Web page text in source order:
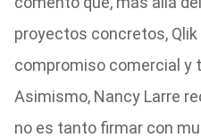
proyectos concretos,
compromiso comercial y
Asimismo, Nancy Larre
no es tanto firmar con